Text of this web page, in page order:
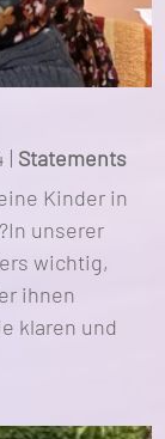
| Statements
Kinder in
unserer
wichtig,
ihnen
klaren und